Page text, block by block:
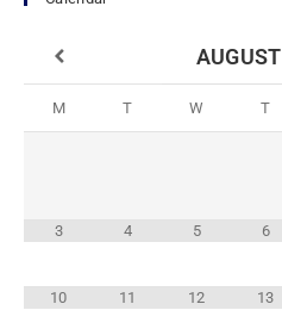
AUGUST
M T W T
3 4 5 6
10 11 12 13